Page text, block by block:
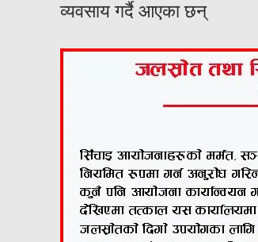
व्यवसाय गर्दै आएका छन्